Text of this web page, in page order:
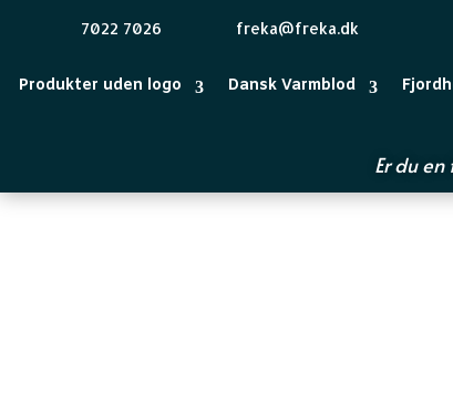
7022 7026 freka@freka.dk
Produkter uden logo Dansk Varmblod
Er du